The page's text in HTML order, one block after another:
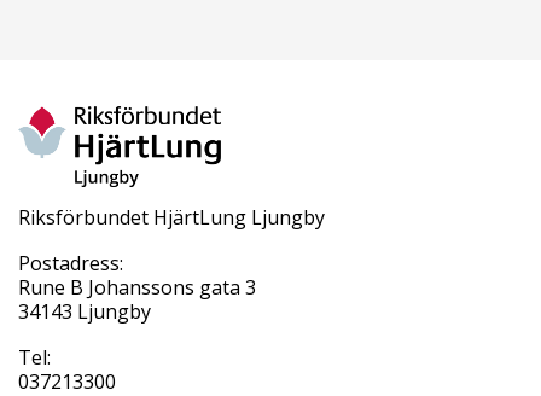
Riksförbundet HjärtLung Ljungby
Postadress:
Rune B Johanssons gata 3
34143 Ljungby
Tel:
037213300